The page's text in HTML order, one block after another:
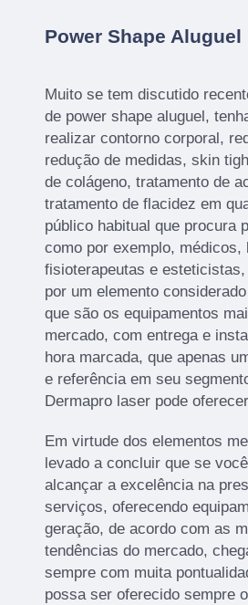
Power Shape Aluguel
Muito se tem discutido
de power shape aluguel,
realizar contorno corporal,
redução de medidas, skin
de colágeno, tratamento de
tratamento de flacidez em
público habitual que procura
como por exemplo, médicos,
fisioterapeutas e
por um elemento
que são os equipamentos
mercado, com entrega e
hora marcada, que apenas
e referência em seu
Dermapro laser pode
Em virtude dos elementos
levado a concluir que se
alcançar a excelência na
serviços, oferecendo
geração, de acordo com as
tendências do mercado,
sempre com muita
possa ser oferecido sempre